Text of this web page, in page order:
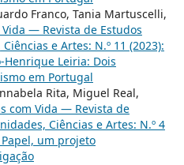
Franco, Tania Martuscelli,
— Revista de Estudos
e Artes: N.º 11 (2023):
Leiria: Dois
em Portugal
Rita, Miguel Real,
com Vida — Revista de
Ciências e Artes: N.º 4
um projeto